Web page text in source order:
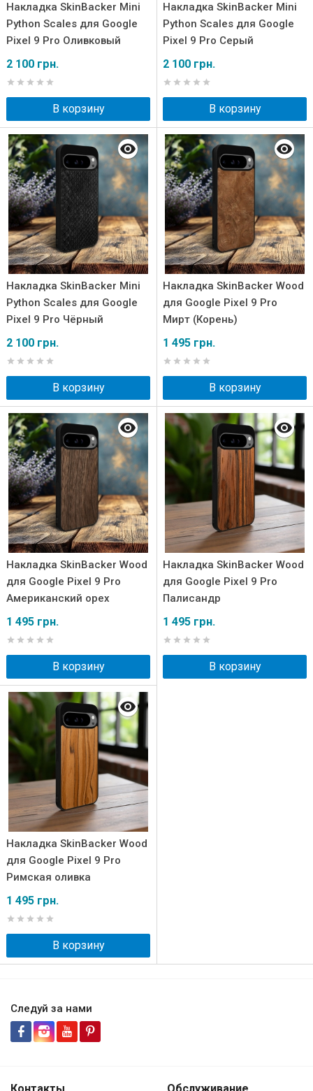
Накладка SkinBacker Mini
Python Scales для Google
Pixel 9 Pro Оливковый
2 100 грн.
В корзину
Накладка SkinBacker Mini
Python Scales для Google
Pixel 9 Pro Серый
2 100 грн.
В корзину
Накладка SkinBacker Mini
Python Scales для Google
Pixel 9 Pro Чёрный
2 100 грн.
В корзину
Накладка SkinBacker Wood
для Google Pixel 9 Pro
Мирт (Корень)
1 495 грн.
В корзину
Накладка SkinBacker Wood
для Google Pixel 9 Pro
Американский орех
1 495 грн.
В корзину
Накладка SkinBacker Wood
для Google Pixel 9 Pro
Палисандр
1 495 грн.
В корзину
Накладка SkinBacker Wood
для Google Pixel 9 Pro
Римская оливка
1 495 грн.
В корзину
Следуй за нами